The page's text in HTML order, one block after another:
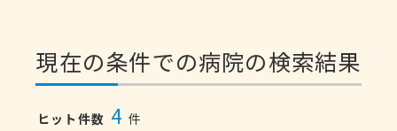
現在の条件での病院の検索結果
ヒット件数 4 件